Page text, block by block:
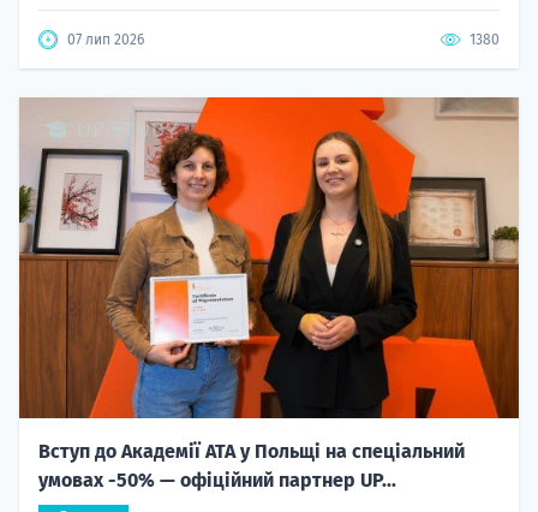
07 лип 2026 1380
Вступ до Академії ATA у Польщі на спеціальний
умовах -50% — офіційний партнер UP...